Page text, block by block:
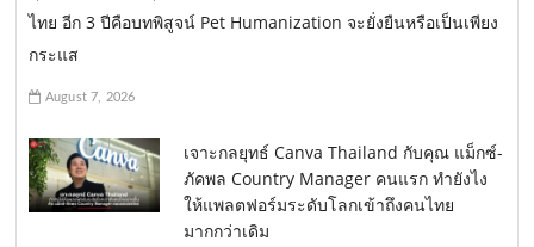
ไทย อีก 3 ปีคือบทพิสูจน์ Pet Humanization จะยั่งยืนหรือเป็นเพียง
กระแส
August 7, 2026
เจาะกลยุทธ์ Canva Thailand กับคุณ แม็กซ์-
ภัคพล Country Manager คนแรก ทำยังไง
ให้แพลตฟอร์มระดับโลกเข้าถึงคนไทย
มากกว่าเดิม